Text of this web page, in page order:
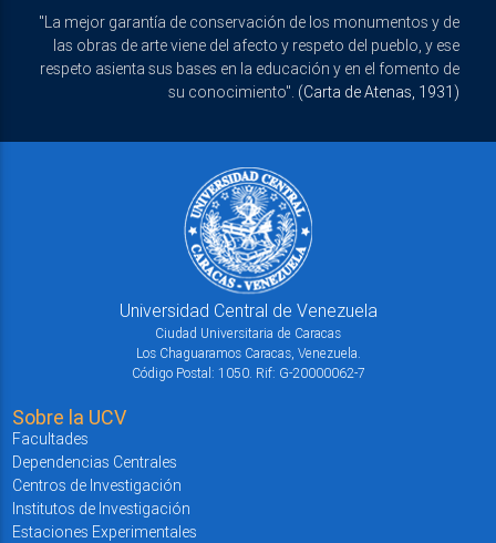
"La mejor garantía de conservación de los monumentos y de
las obras de arte viene del afecto y respeto del pueblo, y ese
respeto asienta sus bases en la educación y en el fomento de
su conocimiento". (Carta de Atenas, 1931)
Universidad Central de Venezuela
Ciudad Universitaria de Caracas
Los Chaguaramos Caracas, Venezuela.
Código Postal: 1050. Rif: G-20000062-7
Sobre la UCV
Facultades
Dependencias Centrales
Centros de Investigación
Institutos de Investigación
Estaciones Experimentales